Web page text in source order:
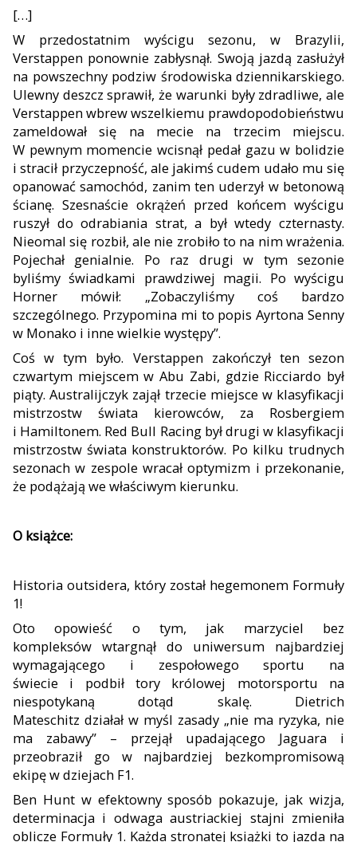
[…]
W przedostatnim wyścigu sezonu, w Brazylii,
Verstappen ponownie zabłysnął. Swoją jazdą zasłużył
na powszechny podziw środowiska dziennikarskiego.
Ulewny deszcz sprawił, że warunki były zdradliwe, ale
Verstappen wbrew wszelkiemu prawdopodobieństwu
zameldował się na mecie na trzecim miejscu.
W pewnym momencie wcisnął pedał gazu w bolidzie
i stracił przyczepność, ale jakimś cudem udało mu się
opanować samochód, zanim ten uderzył w betonową
ścianę. Szesnaście okrążeń przed końcem wyścigu
ruszył do odrabiania strat, a był wtedy czternasty.
Nieomal się rozbił, ale nie zrobiło to na nim wrażenia.
Pojechał genialnie. Po raz drugi w tym sezonie
byliśmy świadkami prawdziwej magii. Po wyścigu
Horner mówił: „Zobaczyliśmy coś bardzo
szczególnego. Przypomina mi to popis Ayrtona Senny
w Monako i inne wielkie występy”.
Coś w tym było. Verstappen zakończył ten sezon
czwartym miejscem w Abu Zabi, gdzie Ricciardo był
piąty. Australijczyk zajął trzecie miejsce w klasyfikacji
mistrzostw świata kierowców, za Rosbergiem
i Hamiltonem. Red Bull Racing był drugi w klasyfikacji
mistrzostw świata konstruktorów. Po kilku trudnych
sezonach w zespole wracał optymizm i przekonanie,
że podążają we właściwym kierunku.
O książce:
Historia outsidera, który został hegemonem Formuły
1!
Oto opowieść o tym, jak marzyciel bez
kompleksów wtargnął do uniwersum najbardziej
wymagającego i zespołowego sportu na
świecie i podbił tory królowej motorsportu na
niespotykaną dotąd skalę. Dietrich
Mateschitz działał w myśl zasady „nie ma ryzyka, nie
ma zabawy” – przejął upadającego Jaguara i
przeobraził go w najbardziej bezkompromisową
ekipę w dziejach F1.
Ben Hunt w efektowny sposób pokazuje, jak wizja,
determinacja i odwaga austriackiej stajni zmieniła
oblicze Formuły 1. Każda stronatej książki to jazda na